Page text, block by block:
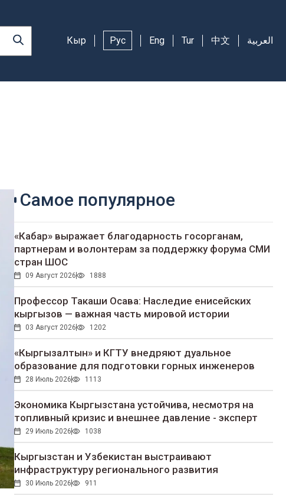
Кыр Рус Eng Tur 中文 العربية
Самое популярное
«Кабар» выражает благодарность госорганам,
партнерам и волонтерам за поддержку форума СМИ
стран ШОС
09 Август 2026 1888
Профессор Такаши Осава: Наследие енисейских
кыргызов — важная часть мировой истории
03 Август 2026 1202
«Кыргызалтын» и КГТУ внедряют дуальное
образование для подготовки горных инженеров
28 Июль 2026 1113
Экономика Кыргызстана устойчива, несмотря на
топливный кризис и внешнее давление - эксперт
29 Июль 2026 1038
Кыргызстан и Узбекистан выстраивают
инфраструктуру регионального развития
30 Июль 2026 911